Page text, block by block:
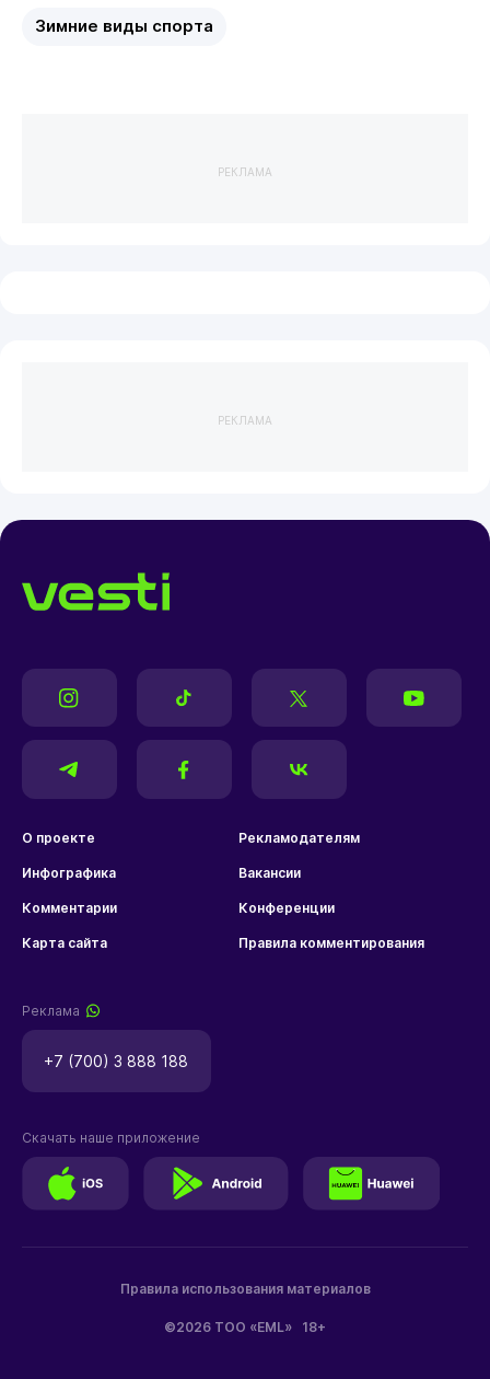
Зимние виды спорта
РЕКЛАМА
РЕКЛАМА
О проекте Рекламодателям
Инфографика Вакансии
Комментарии Конференции
Карта сайта Правила комментирования
Реклама
+7 (700) 3 888 188
©2026 ТОО «EML» 18+
Правила использования материалов
Скачать наше приложение